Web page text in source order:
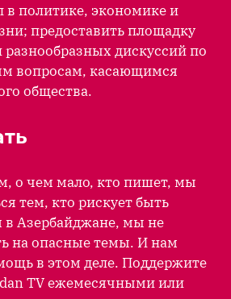
в политике, экономике и
предоставить площадку
дискуссий по
вопросам, касающимся
общества.
о чем мало, кто пишет, мы
тем, кто рискует быть
Азербайджане, мы не
на опасные темы. И нам
в этом деле. Поддержите
TV ежемесячными или